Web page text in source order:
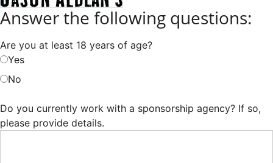
Answer the following questions:
Are you at least 18 years of age?
Yes
No
Do you currently work with a sponsorship agency? If so,
please provide details.